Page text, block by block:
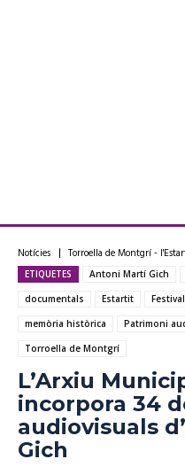
Notícies Torroella de Montgrí -
ETIQUETES Antoni Martí Gich
documentals
Estartit
memòria històrica
Patrimoni
Torroella de Montgrí
L’Arxiu
incorpora 34
audiovisuals
Gich